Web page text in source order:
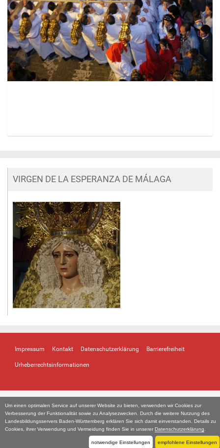
Um einen optimalen Service auf unserer Website zu bieten, verwenden wir Cookies zur
Verbesserung der Funktionalität sowie zu Analysezwecken. Durch die weitere Nutzung des
Landesbildungsservers Baden-Württemberg erklären Sie sich damit einverstanden. Details zu
Cookies, ihrer Verwendung und Vermeidung finden Sie in unserer Datenschutzerklärung
notwendige Einstellungen empfohlene Einstellungen
e
B
n
r
G
e
VIRGEN DE LA ESPERANZA DE MÁLAGA
Impressum Kontakt Datenschutzerklärung Barrierefreiheit
Urheberrechtsinformationen